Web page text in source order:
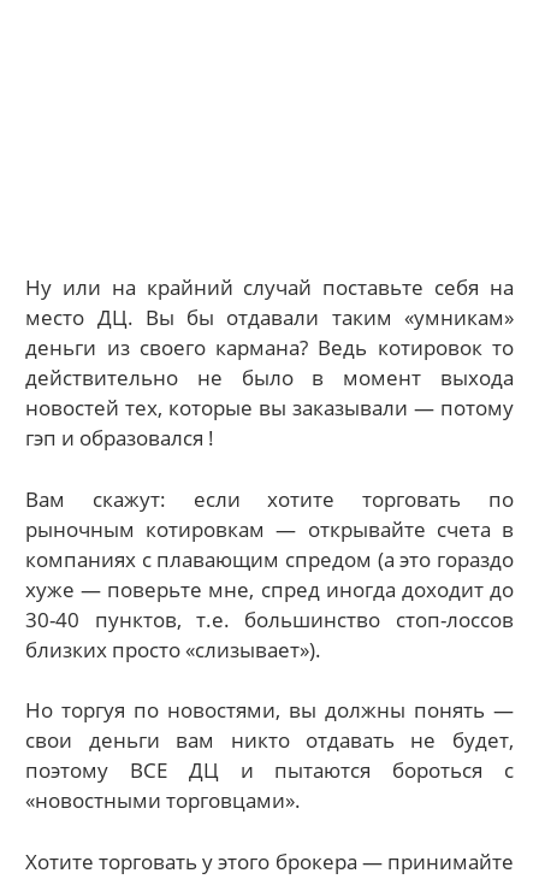
Ну или на крайний случай поставьте себя на
место ДЦ. Вы бы отдавали таким «умникам»
деньги из своего кармана? Ведь котировок то
действительно не было в момент выхода
новостей тех, которые вы заказывали — потому
гэп и образовался !
Вам скажут: если хотите торговать по
рыночным котировкам — открывайте счета в
компаниях с плавающим спредом (а это гораздо
хуже — поверьте мне, спред иногда доходит до
30-40 пунктов, т.е. большинство стоп-лоссов
близких просто «слизывает»).
Но торгуя по новостями, вы должны понять —
свои деньги вам никто отдавать не будет,
поэтому ВСЕ ДЦ и пытаются бороться с
«новостными торговцами».
Хотите торговать у этого брокера — принимайте